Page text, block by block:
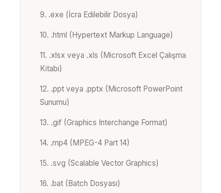
9. .exe (İcra Edilebilir Dosya)
10. .html (Hypertext Markup Language)
11. .xlsx veya .xls (Microsoft Excel Çalışma
Kitabı)
12. .ppt veya .pptx (Microsoft PowerPoint
Sunumu)
13. .gif (Graphics Interchange Format)
14. .mp4 (MPEG-4 Part 14)
15. .svg (Scalable Vector Graphics)
16. .bat (Batch Dosyası)